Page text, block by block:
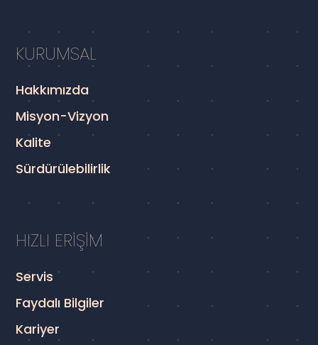
KURUMSAL
Hakkımızda
Misyon-Vizyon
Kalite
Sürdürülebilirlik
HIZLI ERİŞİM
Servis
Faydalı Bilgiler
Kariyer